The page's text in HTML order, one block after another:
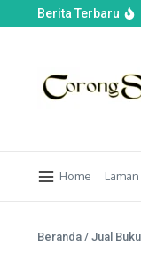
Berita Terbaru
Hadiri Upacara
Home Laman
Beranda / Jual Buku